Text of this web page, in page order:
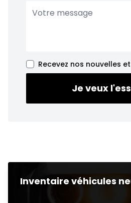
Recevez nos nouvelles
Je veux
Inventaire véhicules